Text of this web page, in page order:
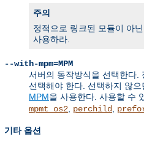
주의
정적으로 링크된 모듈이 아
사용하라.
--with-mpm=MPM
서버의 동작방식을 선택한다.
선택해야 한다. 선택하지 않
MPM을 사용한다. 사용할 수
mpmt_os2 perchild
기타 옵션